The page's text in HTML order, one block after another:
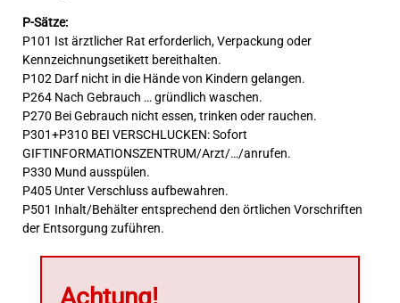
P-Sätze:
P101 Ist ärztlicher Rat erforderlich, Verpackung oder
Kennzeichnungsetikett bereithalten.
P102 Darf nicht in die Hände von Kindern gelangen.
P264 Nach Gebrauch … gründlich waschen.
P270 Bei Gebrauch nicht essen, trinken oder rauchen.
P301+P310 BEI VERSCHLUCKEN: Sofort
GIFTINFORMATIONSZENTRUM/Arzt/…/anrufen.
P330 Mund ausspülen.
P405 Unter Verschluss aufbewahren.
P501 Inhalt/Behälter entsprechend den örtlichen Vorschriften
der Entsorgung zuführen.
Achtung!